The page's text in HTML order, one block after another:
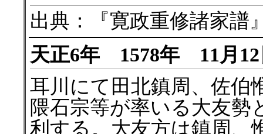
出典：『寛政重修諸家譜
天正6年 1578年 11月
耳川にて田北鎮周、佐伯
隈石宗等が率いる大友勢
利する。大友方は鎮周、